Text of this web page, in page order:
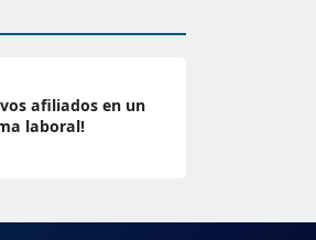
afiliados en un
laboral!